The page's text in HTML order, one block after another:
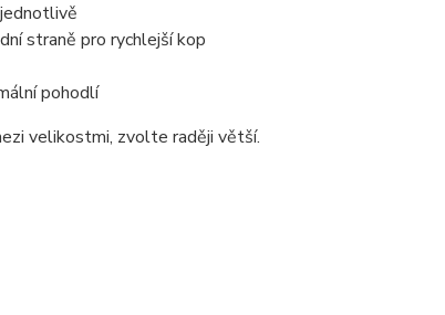
straně pro rychlejší kop
pohodlí
velikostmi, zvolte raději větší.